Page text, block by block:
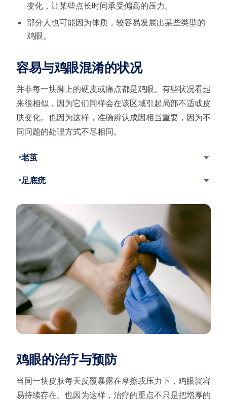
变化，让某些点长时间承受偏高的压力。
部分人也可能因为体质，较容易发展出某些类型的
鸡眼。
容易与鸡眼混淆的状况
并非每一块脚上的硬皮或痛点都是鸡眼。有些状况看起
来很相似，因为它们同样会在该区域引起局部不适或皮
肤变化。也因为这样，准确辨认成因相当重要，因为不
同问题的处理方式不尽相同。
老茧
足底疣
鸡眼的治疗与预防
当同一块皮肤每天反覆暴露在摩擦或压力下，鸡眼就容
易持续存在。也因为这样，治疗的重点不只是把增厚的